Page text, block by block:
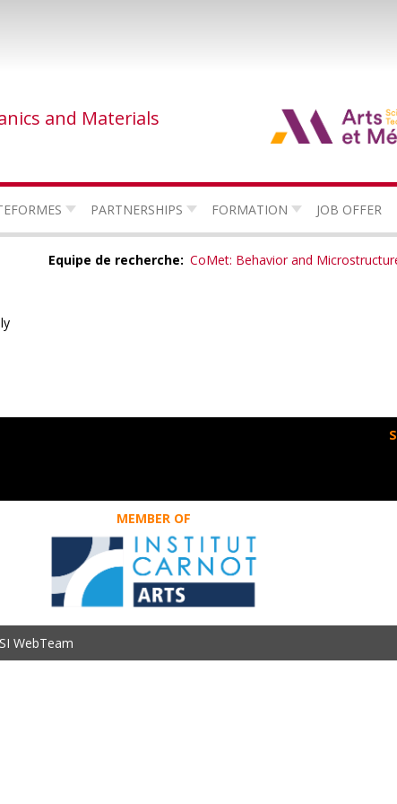
and Materials
PARTNERSHIPS FORMATION JOB OFFER
Equipe de recherche CoMet: Behavior and
MEMBER OF
WebTeam